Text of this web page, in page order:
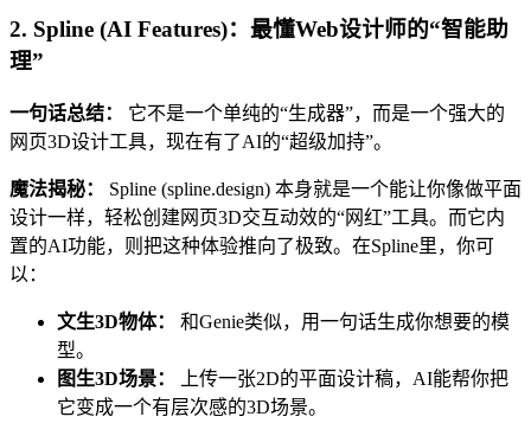
2. Spline (AI Features)：最懂Web设计师的“智能助
理”
一句话总结：
它不是一个单纯的“生成器”，而是一个强大的
网页3D设计工具，现在有了AI的“超级加持”。
魔法揭秘：
Spline (spline.design) 本身就是一个能让你像做平面
设计一样，轻松创建网页3D交互动效的“网红”工具。而它内
置的AI功能，则把这种体验推向了极致。在Spline里，你可
以：
文生3D物体：
和Genie类似，用一句话生成你想要的模
型。
图生3D场景：
上传一张2D的平面设计稿，AI能帮你把
它变成一个有层次感的3D场景。